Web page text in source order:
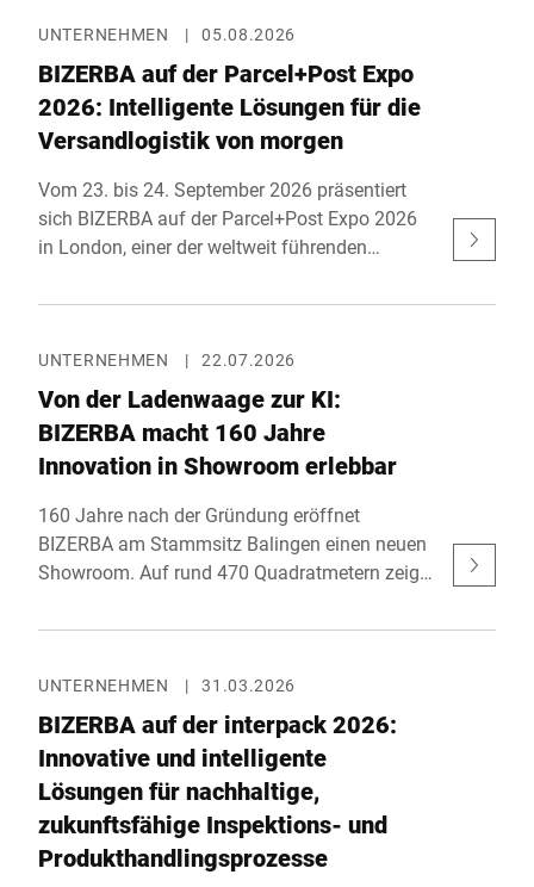
UNTERNEHMEN | 05.08.2026
BIZERBA auf der Parcel+Post Expo
2026: Intelligente Lösungen für die
Versandlogistik von morgen
Vom 23. bis 24. September 2026 präsentiert
sich BIZERBA auf der Parcel+Post Expo 2026
in London, einer der weltweit führenden
Commerce-Logistik. Gemeinsam mit seinem
an Stand F40 in der Haupthalle innovative
Lösungen für effiziente Versandprozesse.
Parallel zur Messe findet mit der eCommerce
Expo zudem das größte E-Commerce-Event des
Vereinigten Königreichs statt.
UNTERNEHMEN | 22.07.2026
Von der Ladenwaage zur KI:
BIZERBA macht 160 Jahre
Innovation in Showroom erlebbar
160 Jahre nach der Gründung eröffnet
BIZERBA am Stammsitz Balingen einen neuen
Showroom. Auf rund 470 Quadratmetern zeigt
Objekterkennung, Self-Checkout sowie
Automatisierungslösungen reale Prozesse in
Handel und Industrie verbessern. Mit einer
Investition von rund 1,5 Millionen Euro setzt
BIZERBA ein klares Zeichen für seinen Ur-
sprungsort und heutigen Hauptsitz.
UNTERNEHMEN | 31.03.2026
BIZERBA auf der interpack 2026:
Innovative und intelligente
Lösungen für nachhaltige,
zukunftsfähige Inspektions- und
Produkthandlingsprozesse